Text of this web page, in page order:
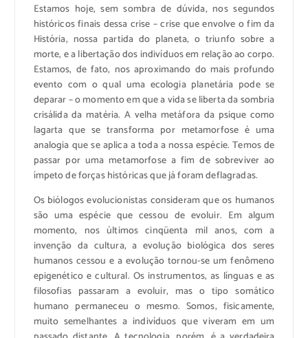
Estamos hoje, sem sombra de dúvida, nos segundos
históricos finais dessa crise – crise que envolve o fim da
História, nossa partida do planeta, o triunfo sobre a
morte, e a libertação dos indivíduos em relação ao corpo.
Estamos, de fato, nos aproximando do mais profundo
evento com o qual uma ecologia planetária pode se
deparar – o momento em que a vida se liberta da sombria
crisálida da matéria. A velha metáfora da psique como
lagarta que se transforma por metamorfose é uma
analogia que se aplica a toda a nossa espécie. Temos de
passar por uma metamorfose a fim de sobreviver ao
ímpeto de forças históricas que já foram deflagradas.
Os biólogos evolucionistas consideram que os humanos
são uma espécie que cessou de evoluir. Em algum
momento, nos últimos cinqüenta mil anos, com a
invenção da cultura, a evolução biológica dos seres
humanos cessou e a evolução tornou-se um fenômeno
epigenético e cultural. Os instrumentos, as línguas e as
filosofias passaram a evoluir, mas o tipo somático
humano permaneceu o mesmo. Somos, fisicamente,
muito semelhantes a indivíduos que viveram em um